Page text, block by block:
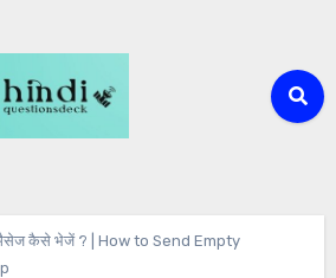
मैसेज कैसे भेजें ? | How to Send Empty